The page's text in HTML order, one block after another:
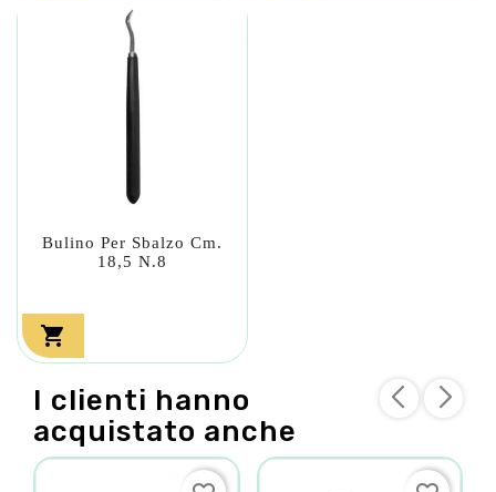
Bulino Per Sbalzo Cm.
18,5 N.8

I clienti hanno
acquistato anche